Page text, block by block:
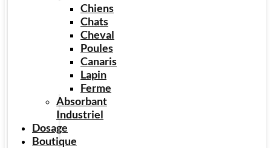
Chiens
Chats
Cheval
Poules
Canaris
Lapin
Ferme
Absorbant
Industriel
Dosage
Boutique